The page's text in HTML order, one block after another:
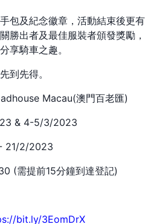
包及紀念徽章，活動結束後更
勝出者及最佳服裝者頒發獎勵
享騎車之趣。
到先得。
Macau(澳門百老匯)
& 4-5/3/2023
21/2/2023
(需提前15分鐘到達登記)
bit.ly/3EomDrX